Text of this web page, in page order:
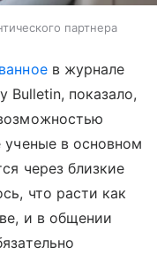
партнера
в журнале
Bulletin, показало,
ученые в основном
через близкие
что расти как
и в общении